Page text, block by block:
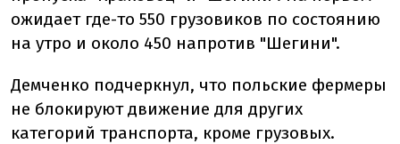
ожидает где-то 550 грузовиков по состоянию
на утро и около 450 напротив "Шегини".
Демченко подчеркнул, что польские фермеры
не блокируют движение для других
категорий транспорта, кроме грузовых.